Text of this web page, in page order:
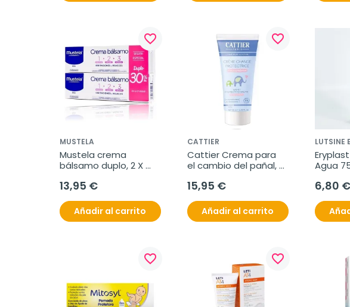
favorite_border
MUSTELA
Mustela crema
bálsamo duplo, 2 X
13,95 €
Añadir al carrito
favorite_border
CATTIER
Cattier Crema para
el cambio del pañal,
15,95 €
Añadir al carrito
LUTSINE
Agua
6,80 €
favorite_border favorite_border